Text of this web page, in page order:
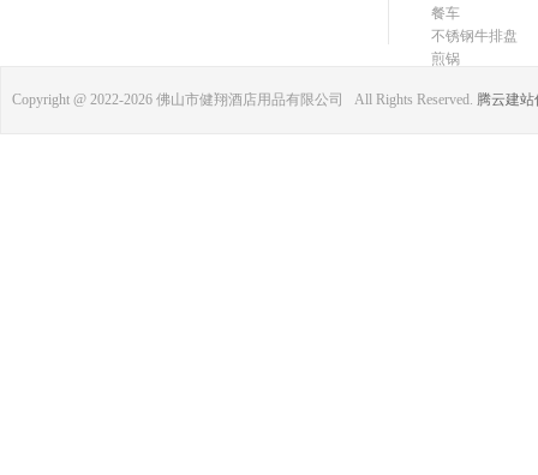
餐车
不锈钢牛排盘
煎锅
Copyright @ 2022-2026 佛山市健翔酒店用品有限公司 All Rights Reserved. 腾云建